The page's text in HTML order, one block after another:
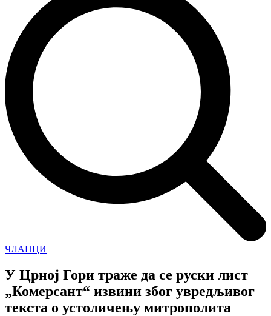
ЧЛАНЦИ
У Црној Гори траже да се руски лист
„Комерсант“ извини због увредљивог
текста о устоличењу митрополита